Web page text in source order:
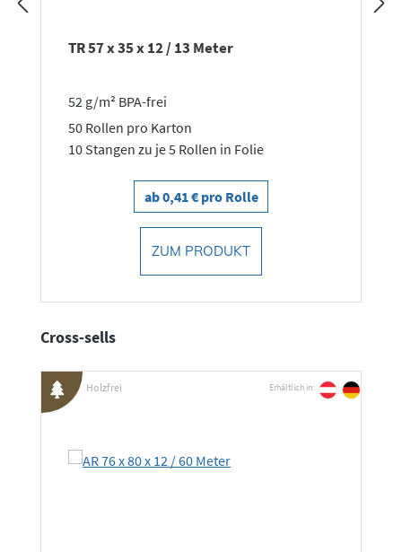
TR 57 x 35 x 12 / 13 Meter
52 g/m² BPA-frei
50 Rollen pro Karton
10 Stangen zu je 5 Rollen in Folie
ab 0,41 € pro Rolle
ZUM PRODUKT
Produktgalerie überspringen
Cross-sells
Holzfrei Erhältlich in: